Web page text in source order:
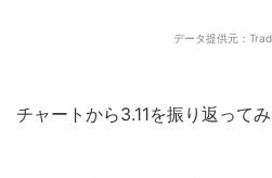
データ提供元：
チャートから3.11を振り返ってみ